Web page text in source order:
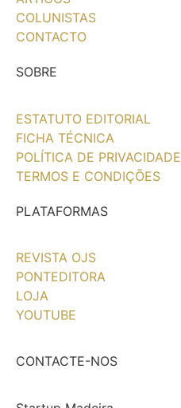
COLUNISTAS
CONTACTO
SOBRE
ESTATUTO EDITORIAL
FICHA TÉCNICA
POLÍTICA DE PRIVACIDADE
TERMOS E CONDIÇÕES
PLATAFORMAS
REVISTA OJS
PONTEDITORA
LOJA
YOUTUBE
CONTACTE-NOS